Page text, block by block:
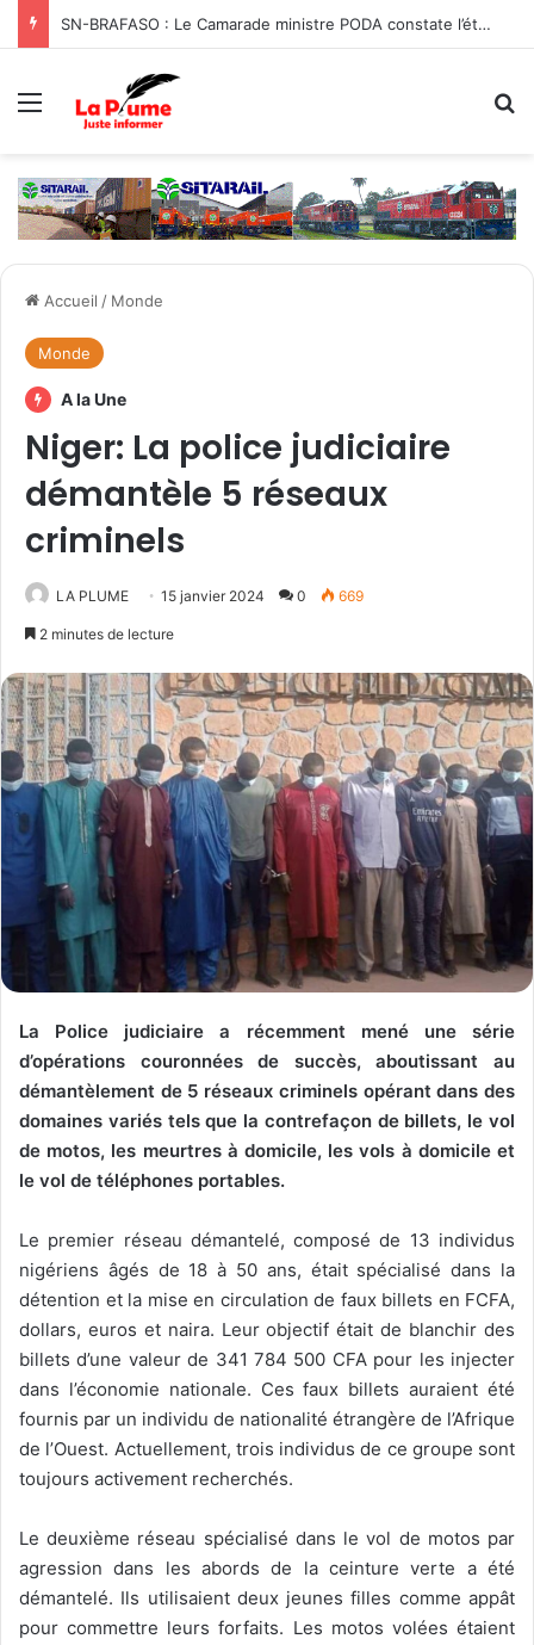
Burkina : Entre villages retrouvés et espoir retrouvé, le Bam reprend vie
Menu
Accueil / Monde
Monde
A la Une
Niger: La police judiciaire
démantèle 5 réseaux
criminels
LA PLUME 15 janvier 2024 0 669
2 minutes de lecture
La Police judiciaire a récemment mené une série
d’opérations couronnées de succès, aboutissant au
démantèlement de 5 réseaux criminels opérant dans des
domaines variés tels que la contrefaçon de billets, le vol
de motos, les meurtres à domicile, les vols à domicile et
le vol de téléphones portables.
Le premier réseau démantelé, composé de 13 individus
nigériens âgés de 18 à 50 ans, était spécialisé dans la
détention et la mise en circulation de faux billets en FCFA,
dollars, euros et naira. Leur objectif était de blanchir des
billets d’une valeur de 341 784 500 CFA pour les injecter
dans l’économie nationale. Ces faux billets auraient été
fournis par un individu de nationalité étrangère de l’Afrique
de l’Ouest. Actuellement, trois individus de ce groupe sont
toujours activement recherchés.
Le deuxième réseau spécialisé dans le vol de motos par
agression dans les abords de la ceinture verte a été
démantelé. Ils utilisaient deux jeunes filles comme appât
pour commettre leurs forfaits. Les motos volées étaient